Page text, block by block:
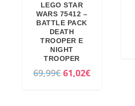
LEGO STAR
WARS 75412 –
BATTLE PACK
DEATH
TROOPER E
NIGHT
TROOPER
69,99€I
61,02€I